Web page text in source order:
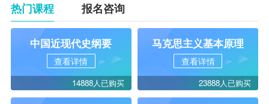
热门课程 报名咨询
中国近现代史纲要
查看详情
14888人已购买
马克思主义基本原理
查看详情
23888人已购买